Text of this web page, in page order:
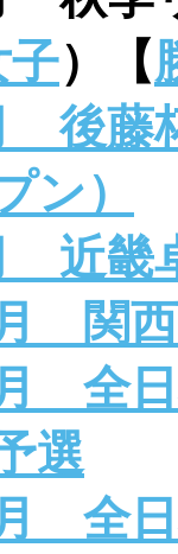
子）【
後藤
ン）
近畿
関
全
選
全